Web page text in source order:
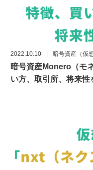
2022.10.10 暗号資産（仮
暗号資産Monero（モ
い方、取引所、将来性